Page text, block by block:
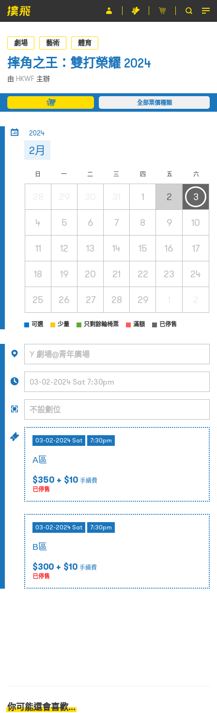
節目
主辦單位
關於撲飛
條款及細則
劇場 藝術 體育
摔角之王：雙打榮耀 2024
由 HKWF 主辦
全部票價種類
2024
2月
日 一 二 三 四 五 六
1 2 3
4 5 6 7 8 9 10
11 12 13 14 15 16 17
18 19 20 21 22 23 24
25 26 27 28 29
可選 少量 只剩餘輪椅票 滿額 已停售
03-02-2024 Sat 7:30pm
A區
$350 + $10 手續費
已停售
03-02-2024 Sat 7:30pm
B區
$300 + $10 手續費
已停售
你可能還會喜歡...